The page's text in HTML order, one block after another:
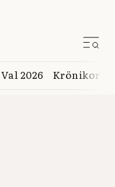
Val 2026 Krönikor